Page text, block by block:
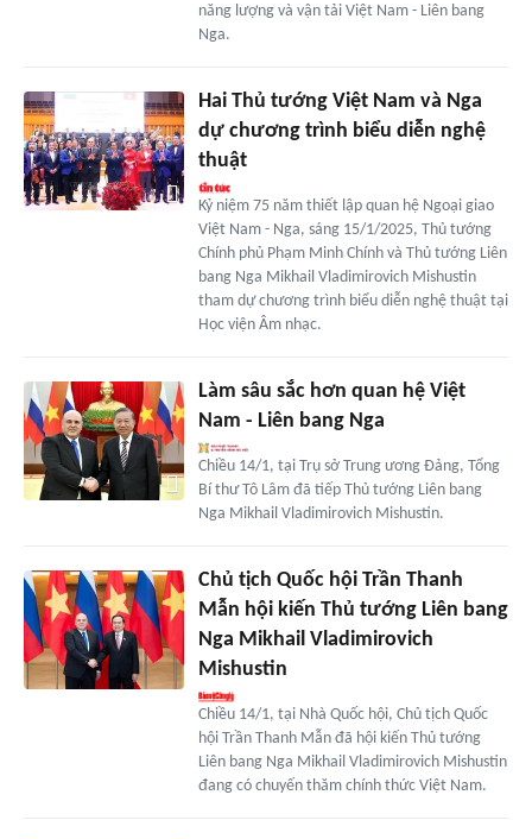
năng lượng và vận tải Việt Nam - Liên bang
Nga.
Hai Thủ tướng Việt Nam và Nga
dự chương trình biểu diễn nghệ
thuật
Kỷ niệm 75 năm thiết lập quan hệ Ngoại giao
Việt Nam - Nga, sáng 15/1/2025, Thủ tướng
Chính phủ Phạm Minh Chính và Thủ tướng Liên
bang Nga Mikhail Vladimirovich Mishustin
tham dự chương trình biểu diễn nghệ thuật tại
Học viện Âm nhạc.
Làm sâu sắc hơn quan hệ Việt
Nam - Liên bang Nga
Chiều 14/1, tại Trụ sở Trung ương Đảng, Tổng
Bí thư Tô Lâm đã tiếp Thủ tướng Liên bang
Nga Mikhail Vladimirovich Mishustin.
Chủ tịch Quốc hội Trần Thanh
Mẫn hội kiến Thủ tướng Liên bang
Nga Mikhail Vladimirovich
Mishustin
Chiều 14/1, tại Nhà Quốc hội, Chủ tịch Quốc
hội Trần Thanh Mẫn đã hội kiến Thủ tướng
Liên bang Nga Mikhail Vladimirovich Mishustin
đang có chuyến thăm chính thức Việt Nam.